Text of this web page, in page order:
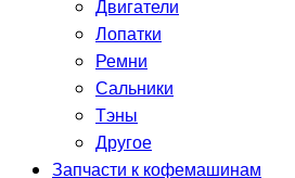
Двигатели
Лопатки
Ремни
Сальники
Тэны
Другое
Запчасти к кофемашинам